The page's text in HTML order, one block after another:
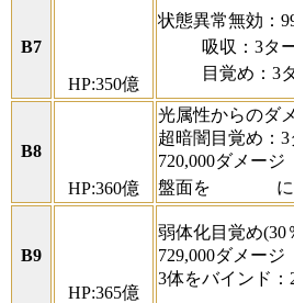
B7
HP:350億
状態異常無効：
吸収：3タ
目覚め：3
B8
HP:360億
光属性からのダ
超暗闇目覚め：3
720,000ダメージ
盤面を
B9
HP:365億
弱体化目覚め(30
729,000ダメージ
3体をバインド：